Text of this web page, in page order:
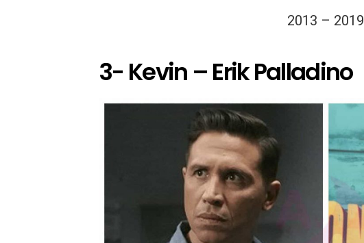
2013 – 2019
3- Kevin – Erik Palladino